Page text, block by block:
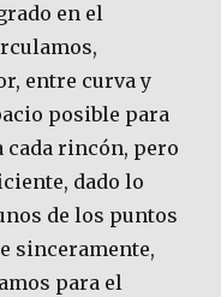
en el
entre curva y
posible para
cada rincón, pero
dado lo
de los puntos
sinceramente,
para el